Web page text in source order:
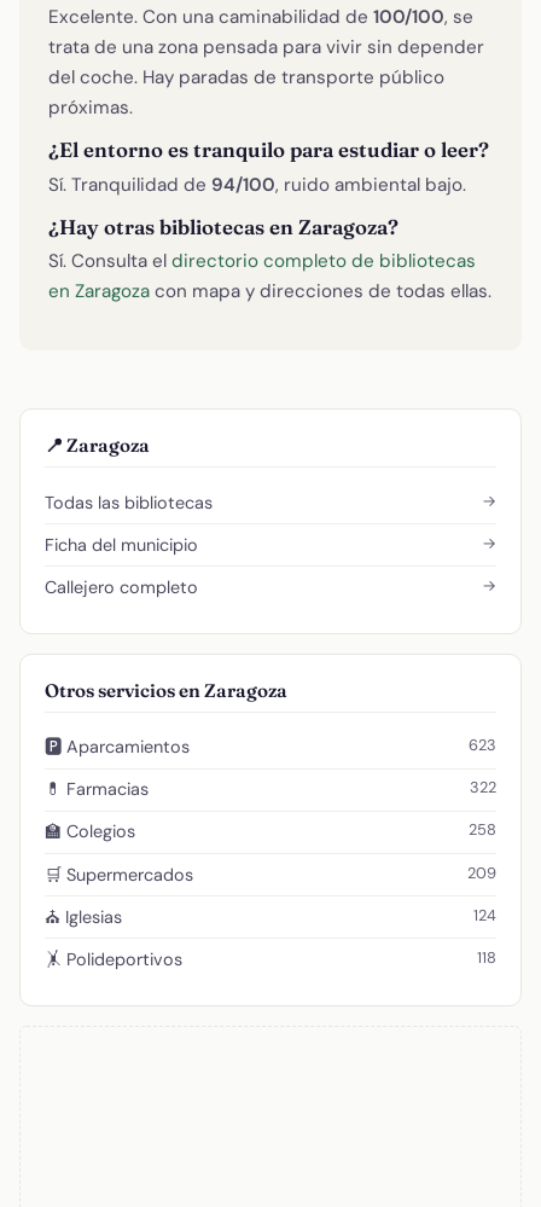
Excelente. Con una caminabilidad de 100/100, se
trata de una zona pensada para vivir sin depender
del coche. Hay paradas de transporte público
próximas.
¿El entorno es tranquilo para estudiar o leer?
Sí. Tranquilidad de 94/100, ruido ambiental bajo.
¿Hay otras bibliotecas en Zaragoza?
Sí. Consulta el directorio completo de bibliotecas
en Zaragoza con mapa y direcciones de todas ellas.
📍 Zaragoza
Todas las bibliotecas →
Ficha del municipio →
Callejero completo →
Otros servicios en Zaragoza
🅿️ Aparcamientos 623
💊 Farmacias 322
🏫 Colegios 258
🛒 Supermercados 209
⛪ Iglesias 124
🤸 Polideportivos 118